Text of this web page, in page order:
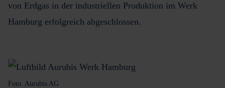
von Erdgas in der industriellen Produktion im Werk
Hamburg erfolgreich abgeschlossen.
Foto: Aurubis AG